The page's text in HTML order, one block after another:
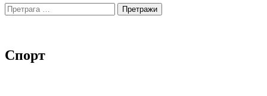
Претрага
за:
Спорт